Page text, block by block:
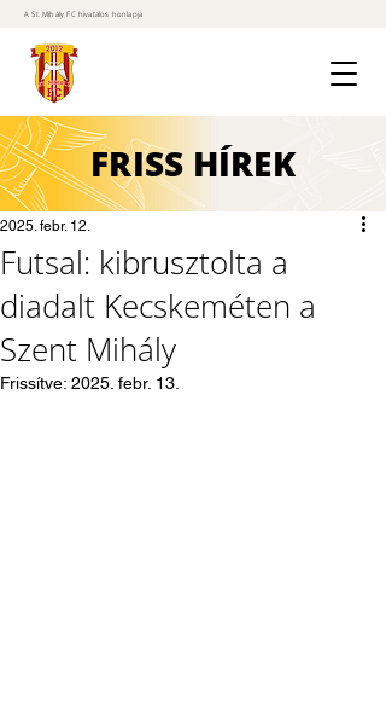
A St. Mihály FC hivatalos honlapja
FRISS HÍREK
Futsal: kibrusztolta a
diadalt Kecskeméten a
Szent Mihály
2025. febr. 12.
Frissítve: 2025. febr. 13.